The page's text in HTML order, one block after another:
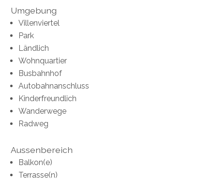
Umgebung
Villenviertel
Park
Ländlich
Wohnquartier
Busbahnhof
Autobahnanschluss
Kinderfreundlich
Wanderwege
Radweg
Aussenbereich
Balkon(e)
Terrasse(n)